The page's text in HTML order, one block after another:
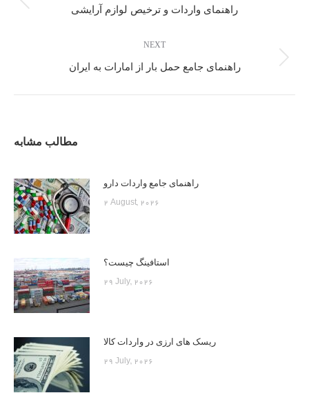
راهنمای واردات و ترخیص لوازم آرایشی
NEXT
راهنمای جامع حمل بار از امارات به ایران
مطالب مشابه
راهنمای جامع واردات دارو
2 August, 2026
استافینگ چیست؟
29 July, 2026
ریسک های ارزی در واردات کالا
29 July, 2026